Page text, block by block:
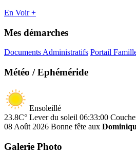
En Voir +
Mes démarches
Documents Administratifs Portail
Météo / Ephéméride
Ensoleillé
23.8C° Lever du soleil 06:33:00
08 Août 2026 Bonne fête aux
Galerie Photo